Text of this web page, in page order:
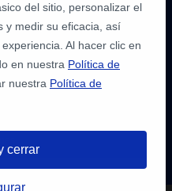
del sitio, personalizar el
y medir su eficacia, así
Al hacer clic en
en nuestra Política de
nuestra Política de
cerrar